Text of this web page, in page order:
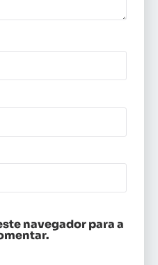
navegador para a